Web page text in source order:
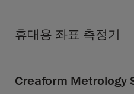
휴대용 좌표 측정기
Creaform Metrology